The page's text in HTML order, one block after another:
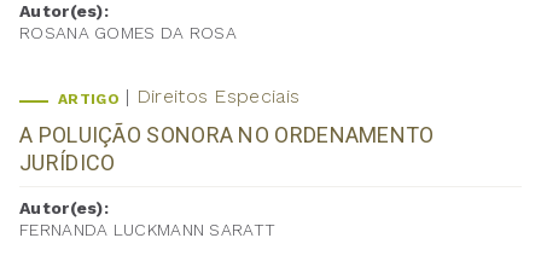
Autor(es):
ROSANA GOMES DA ROSA
ARTIGO Direitos Especiais
A POLUIÇÃO SONORA NO ORDENAMENTO
JURÍDICO
Autor(es):
FERNANDA LUCKMANN SARATT